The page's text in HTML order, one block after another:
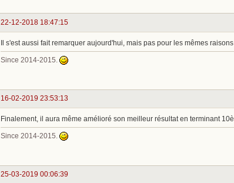
22-12-2018 18:47:15
Il s'est aussi fait remarquer aujourd'hui, mais pas pour les mêmes raisons
Since 2014-2015.
16-02-2019 23:53:13
Finalement, il aura même amélioré son meilleur résultat en terminant
Since 2014-2015.
25-03-2019 00:06:39